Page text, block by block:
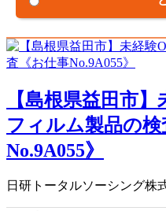
【島根県益田市
フィルム製品の
No.9A055》
日研トータルソーシング株